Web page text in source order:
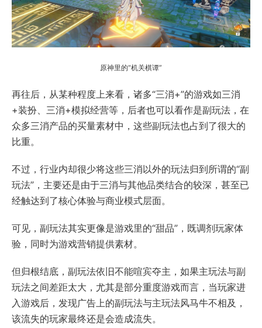
原神里的“机关棋谭”
再往后，从某种程度上来看，诸多“三消+”的游戏如三消
+装扮、三消+模拟经营等，后者也可以看作是副玩法，在
众多三消产品的买量素材中，这些副玩法也占到了很大的
比重。
不过，行业内却很少将这些三消以外的玩法归到所谓的“副
玩法”，主要还是由于三消与其他品类结合的较深，甚至已
经触达到了核心体验与商业模式层面。
可见，副玩法其实更像是游戏里的“甜品”，既调剂玩家体
验，同时为游戏营销提供素材。
但归根结底，副玩法依旧不能喧宾夺主，如果主玩法与副
玩法之间差距太大，尤其是部分重度游戏而言，当玩家进
入游戏后，发现广告上的副玩法与主玩法风马牛不相及，
该流失的玩家最终还是会造成流失。